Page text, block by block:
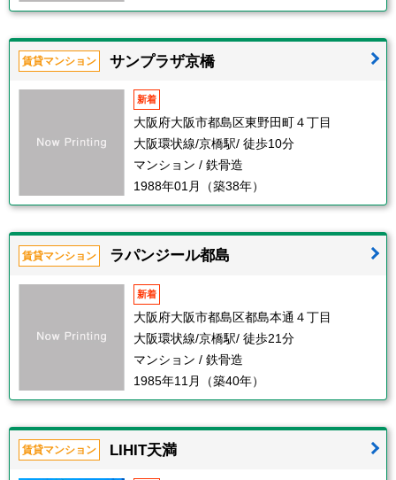
賃貸マンション サンプラザ京橋
新着
大阪府大阪市都島区東野田町４丁目
大阪環状線/京橋駅/ 徒歩10分
マンション / 鉄骨造
1988年01月（築38年）
賃貸マンション ラパンジール都島
新着
大阪府大阪市都島区都島本通４丁目
大阪環状線/京橋駅/ 徒歩21分
マンション / 鉄骨造
1985年11月（築40年）
賃貸マンション LIHIT天満